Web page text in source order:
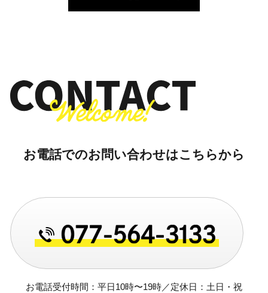
お電話でのお問い合わせはこちらから
お電話受付時間：平日10時〜19時／定休日：土日・祝